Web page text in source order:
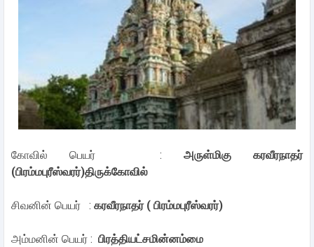
கோவில் பெயர் :அருள்மிகு கரவீரநாதர்
(பிரம்மபுரீஸ்வரர்)திருக்கோவில்
சிவனின் பெயர் : கரவீரநாதர் ( பிரம்மபுரீஸ்வரர்)
அம்மனின் பெயர் : பிரத்தியட்சமின்னம்மை